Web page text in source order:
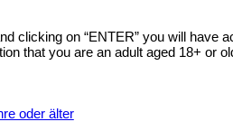
Criticalx White
SELECT
clicking on “ENTER” you will have
that you are an adult aged 18+ or
oder älter